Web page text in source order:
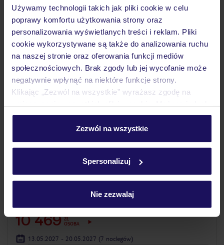
Używamy technologii takich jak pliki cookie w celu
poprawy komfortu użytkowania strony oraz
personalizowania wyświetlanych treści i reklam. Pliki
cookie wykorzystywane są także do analizowania ruchu
na naszej stronie oraz oferowania funkcji mediów
społecznościowych. Brak zgody lub jej wycofanie może
negatywnie wpłynąć na niektóre funkcje strony.
Klikając „Zezwól na wszystkie” wyrażasz zgodę na
personalizować swój wybór wchodząc w zakładkę
Szczegółowe informacje o plikach cookie znajdziesz
Zezwól na wszystkie
Spersonalizuj
Nie zezwalaj
darmowe Wi-Fi w całym hotelu
5% ZALICZKI LATO 2027
Dla rodzin
10 469 ZŁ
OSOBA
13.05.2027 - 20.05.2027 (7 noclegów)